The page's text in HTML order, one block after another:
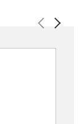
Previous
Next